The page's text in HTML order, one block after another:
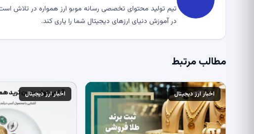
تیم تولید محتوای تخصصی رسانه موبو ارز همواره در تلاش
در آموزش دنیای ارزهای دیجیتال شما را یاری کند.
مطالب مرتبط
اخبار ارز دیجیتال اخبار ارز دیجیتال